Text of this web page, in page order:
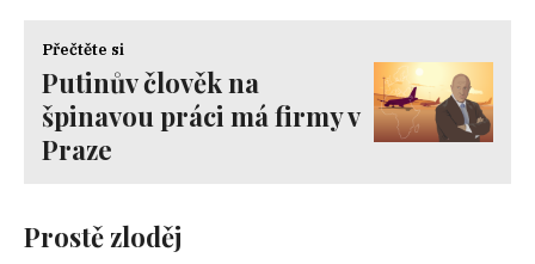
Přečtěte si
Putinův člověk na
špinavou práci má firmy v
Praze
Prostě zloděj